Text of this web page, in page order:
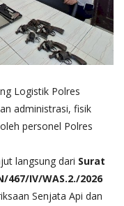
Logistik Polres
administrasi, fisik
personel Polres
langsung dari Surat
467/IV/WAS.2./2026
Senjata Api dan